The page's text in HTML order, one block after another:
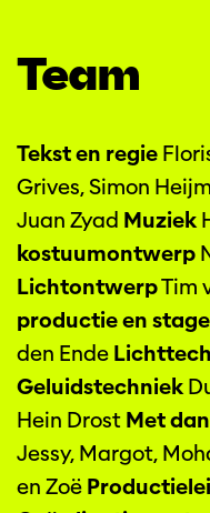
Team
Tekst en regie
Grives, Simon
Juan Zyad Muziek
kostuumontwerp
LichtontwerpTim
productie en
den Ende
Geluidstechniek
Hein Drost Met
Jessy, Margot,
en Zoë